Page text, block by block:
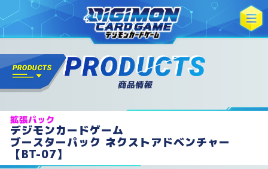
拡張パック
デジモンカードゲーム
ブースターパック ネクストアドベンチャー
【BT-07】